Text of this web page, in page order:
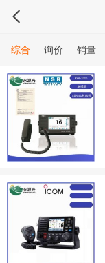
综合 询价 销量